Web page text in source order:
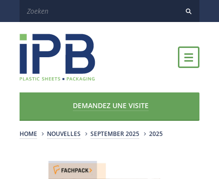
DEMANDEZ UNE VISITE
HOME NOUVELLES SEPTEMBER 2025 2025